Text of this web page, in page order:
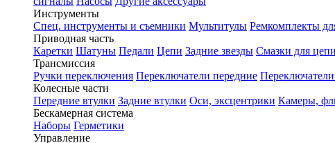
Инструменты
Спец. инструменты и съемники Мультитулы Ремкомплекты
Приводная часть
Каретки Шатуны Педали Цепи Задние звезды Смазки для цепи
Трансмиссия
Ручки переключения Переключатели передние
Колесные части
Передние втулки Задние втулки Оси, эксцентрики Камеры,
Бескамерная система
Наборы Герметики
Управление